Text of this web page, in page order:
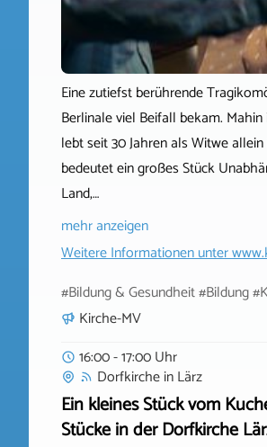
Eine zutiefst berührende
Berlinale viel Beifall bekam.
lebt seit 30 Jahren als Witwe
bedeutet ein großes Stück
Land,…
mehr anzeigen
Weitere Informationen unter
#Bildung & Gesundheit #Bildung
Kirche-MV
16:00 - 17:00 Uhr
DorfkircheinLärz
Ein kleines Stück vom
Stücke in der Dorfkirche